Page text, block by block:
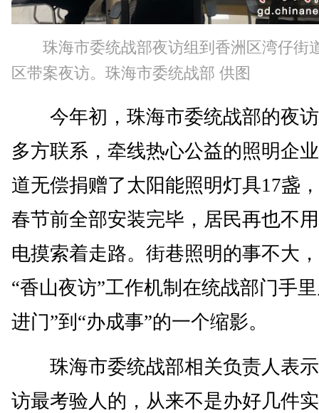
珠海市委统战部夜访组到香洲区湾仔街
区带案夜访。珠海市委统战部 供图
今年初，珠海市委统战部的夜
多方联系，牵线热心公益的照明企
道无偿捐赠了太阳能照明灯具17盏
春节前全部安装完毕，居民再也不
电摸索着走路。街巷照明的事不大
“香山夜访”工作机制在统战部门手
进门”到“办成事”的一个缩影。
珠海市委统战部相关负责人表
访最考验人的，从来不是办好几件